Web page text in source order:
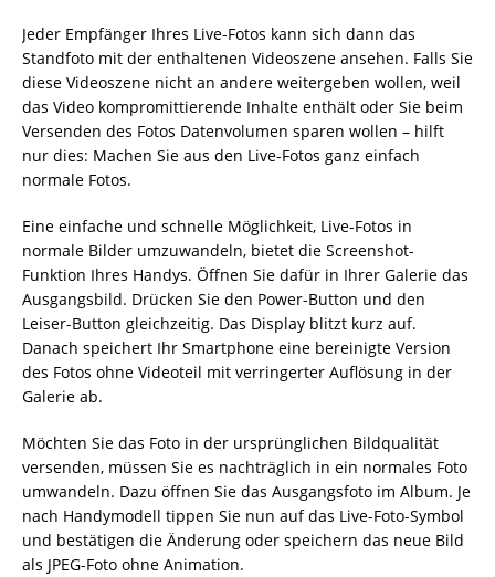
Jeder Empfänger Ihres Live-Fotos kann sich dann das
Standfoto mit der enthaltenen Videoszene ansehen. Falls Sie
diese Videoszene nicht an andere weitergeben wollen, weil
das Video kompromittierende Inhalte enthält oder Sie beim
Versenden des Fotos Datenvolumen sparen wollen – hilft
nur dies: Machen Sie aus den Live-Fotos ganz einfach
normale Fotos.
Eine einfache und schnelle Möglichkeit, Live-Fotos in
normale Bilder umzuwandeln, bietet die Screenshot-
Funktion Ihres Handys. Öffnen Sie dafür in Ihrer Galerie das
Ausgangsbild. Drücken Sie den Power-Button und den
Leiser-Button gleichzeitig. Das Display blitzt kurz auf.
Danach speichert Ihr Smartphone eine bereinigte Version
des Fotos ohne Videoteil mit verringerter Auflösung in der
Galerie ab.
Möchten Sie das Foto in der ursprünglichen Bildqualität
versenden, müssen Sie es nachträglich in ein normales Foto
umwandeln. Dazu öffnen Sie das Ausgangsfoto im Album. Je
nach Handymodell tippen Sie nun auf das Live-Foto-Symbol
und bestätigen die Änderung oder speichern das neue Bild
als JPEG-Foto ohne Animation.